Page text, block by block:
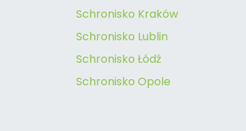
Schronisko Kraków
Schronisko Lublin
Schronisko Łódź
Schronisko Opole